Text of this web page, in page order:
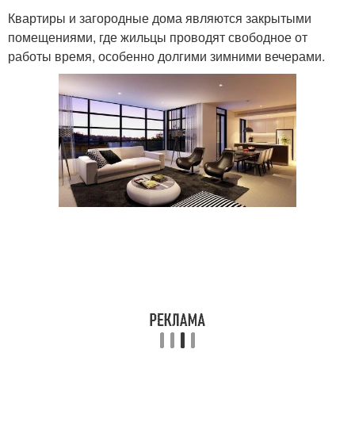
Квартиры и загородные дома являются закрытыми
помещениями, где жильцы проводят свободное от
работы время, особенно долгими зимними вечерами.